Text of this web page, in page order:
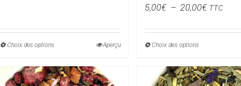
Choix des optionsCe
a
Aperçu
5,00€ – 20,00€Plage
prix :
20,00€
TTC
Choix des optionsCe
a